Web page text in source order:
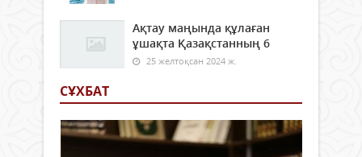
Ақтау маңында құлаған
ұшақта Қазақстанның 6
25 желтоқсан 2024 ж.
СҰХБАТ